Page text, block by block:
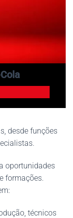
desde funções
oportunidades
formações.
técnicos